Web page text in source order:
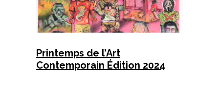
Printemps de l’Art
Contemporain Édition 2024